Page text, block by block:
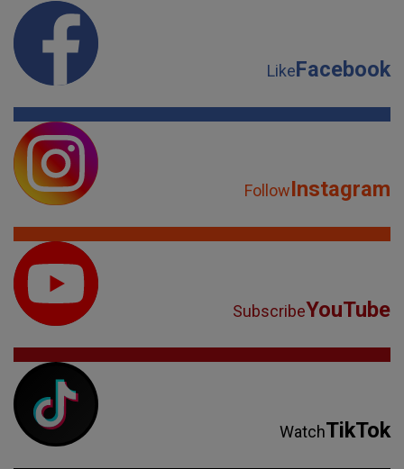
LikeFacebook
FollowInstagram
SubscribeYouTube
WatchTikTok